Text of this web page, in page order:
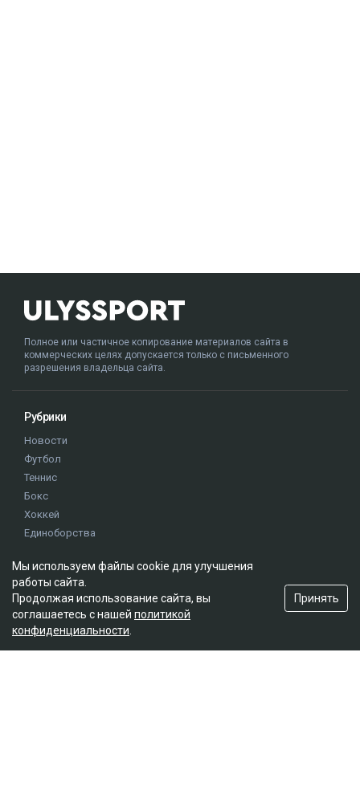
Полное или частичное копирование материалов сайта в
коммерческих целях допускается только с письменного
разрешения владельца сайта.
Рубрики
Новости
Футбол
Теннис
Бокс
Хоккей
Единоборства
Олимпиада
Редакция
О проекте
Мы используем файлы cookie для улучшения
работы сайта.
Продолжая использование сайта, вы
соглашаетесь с нашей политикой
конфиденциальности
Принять